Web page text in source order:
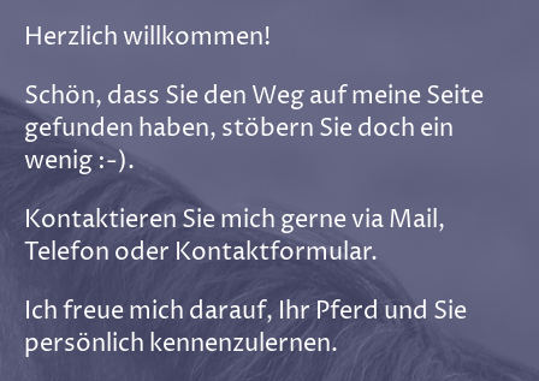
Herzlich willkommen!
Schön, dass Sie den Weg auf meine Seite
gefunden haben, stöbern Sie doch ein
wenig :-).
Kontaktieren Sie mich gerne via Mail,
Telefon oder Kontaktformular.
Ich freue mich darauf, Ihr Pferd und Sie
persönlich kennenzulernen.